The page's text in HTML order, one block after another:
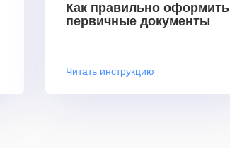
Как правильно оформить
первичные документы
Читать инструкцию